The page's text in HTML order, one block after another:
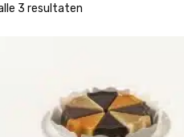
3 resultaten